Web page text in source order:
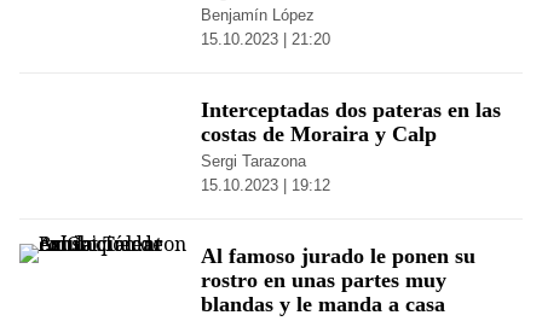
Benjamín López
15.10.2023 | 21:20
Interceptadas dos pateras en las
costas de Moraira y Calp
Sergi Tarazona
15.10.2023 | 19:12
Al famoso jurado le ponen su
rostro en unas partes muy
blandas y le manda a casa